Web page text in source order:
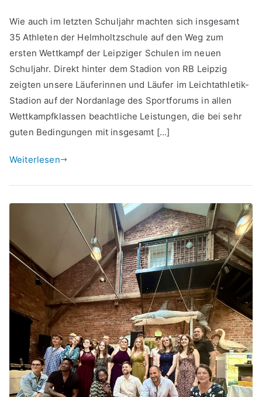
Wie auch im letzten Schuljahr machten sich insgesamt
35 Athleten der Helmholtzschule auf den Weg zum
ersten Wettkampf der Leipziger Schulen im neuen
Schuljahr. Direkt hinter dem Stadion von RB Leipzig
zeigten unsere Läuferinnen und Läufer im Leichtathletik-
Stadion auf der Nordanlage des Sportforums in allen
Wettkampfklassen beachtliche Leistungen, die bei sehr
guten Bedingungen mit insgesamt […]
Weiterlesen